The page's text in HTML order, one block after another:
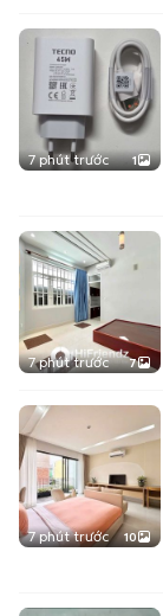
7 phút trước 1
7 phút trước 7
7 phút trước 10